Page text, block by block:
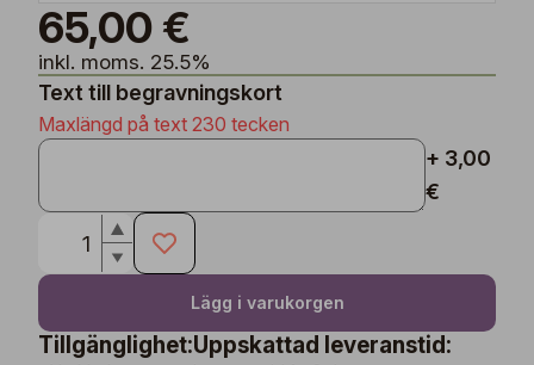
65,00 €
inkl. moms. 25.5%
Text till begravningskort
Maxlängd på text 230 tecken
+ 3,00
€
Lägg i varukorgen
Tillgänglighet:Uppskattad leveranstid: